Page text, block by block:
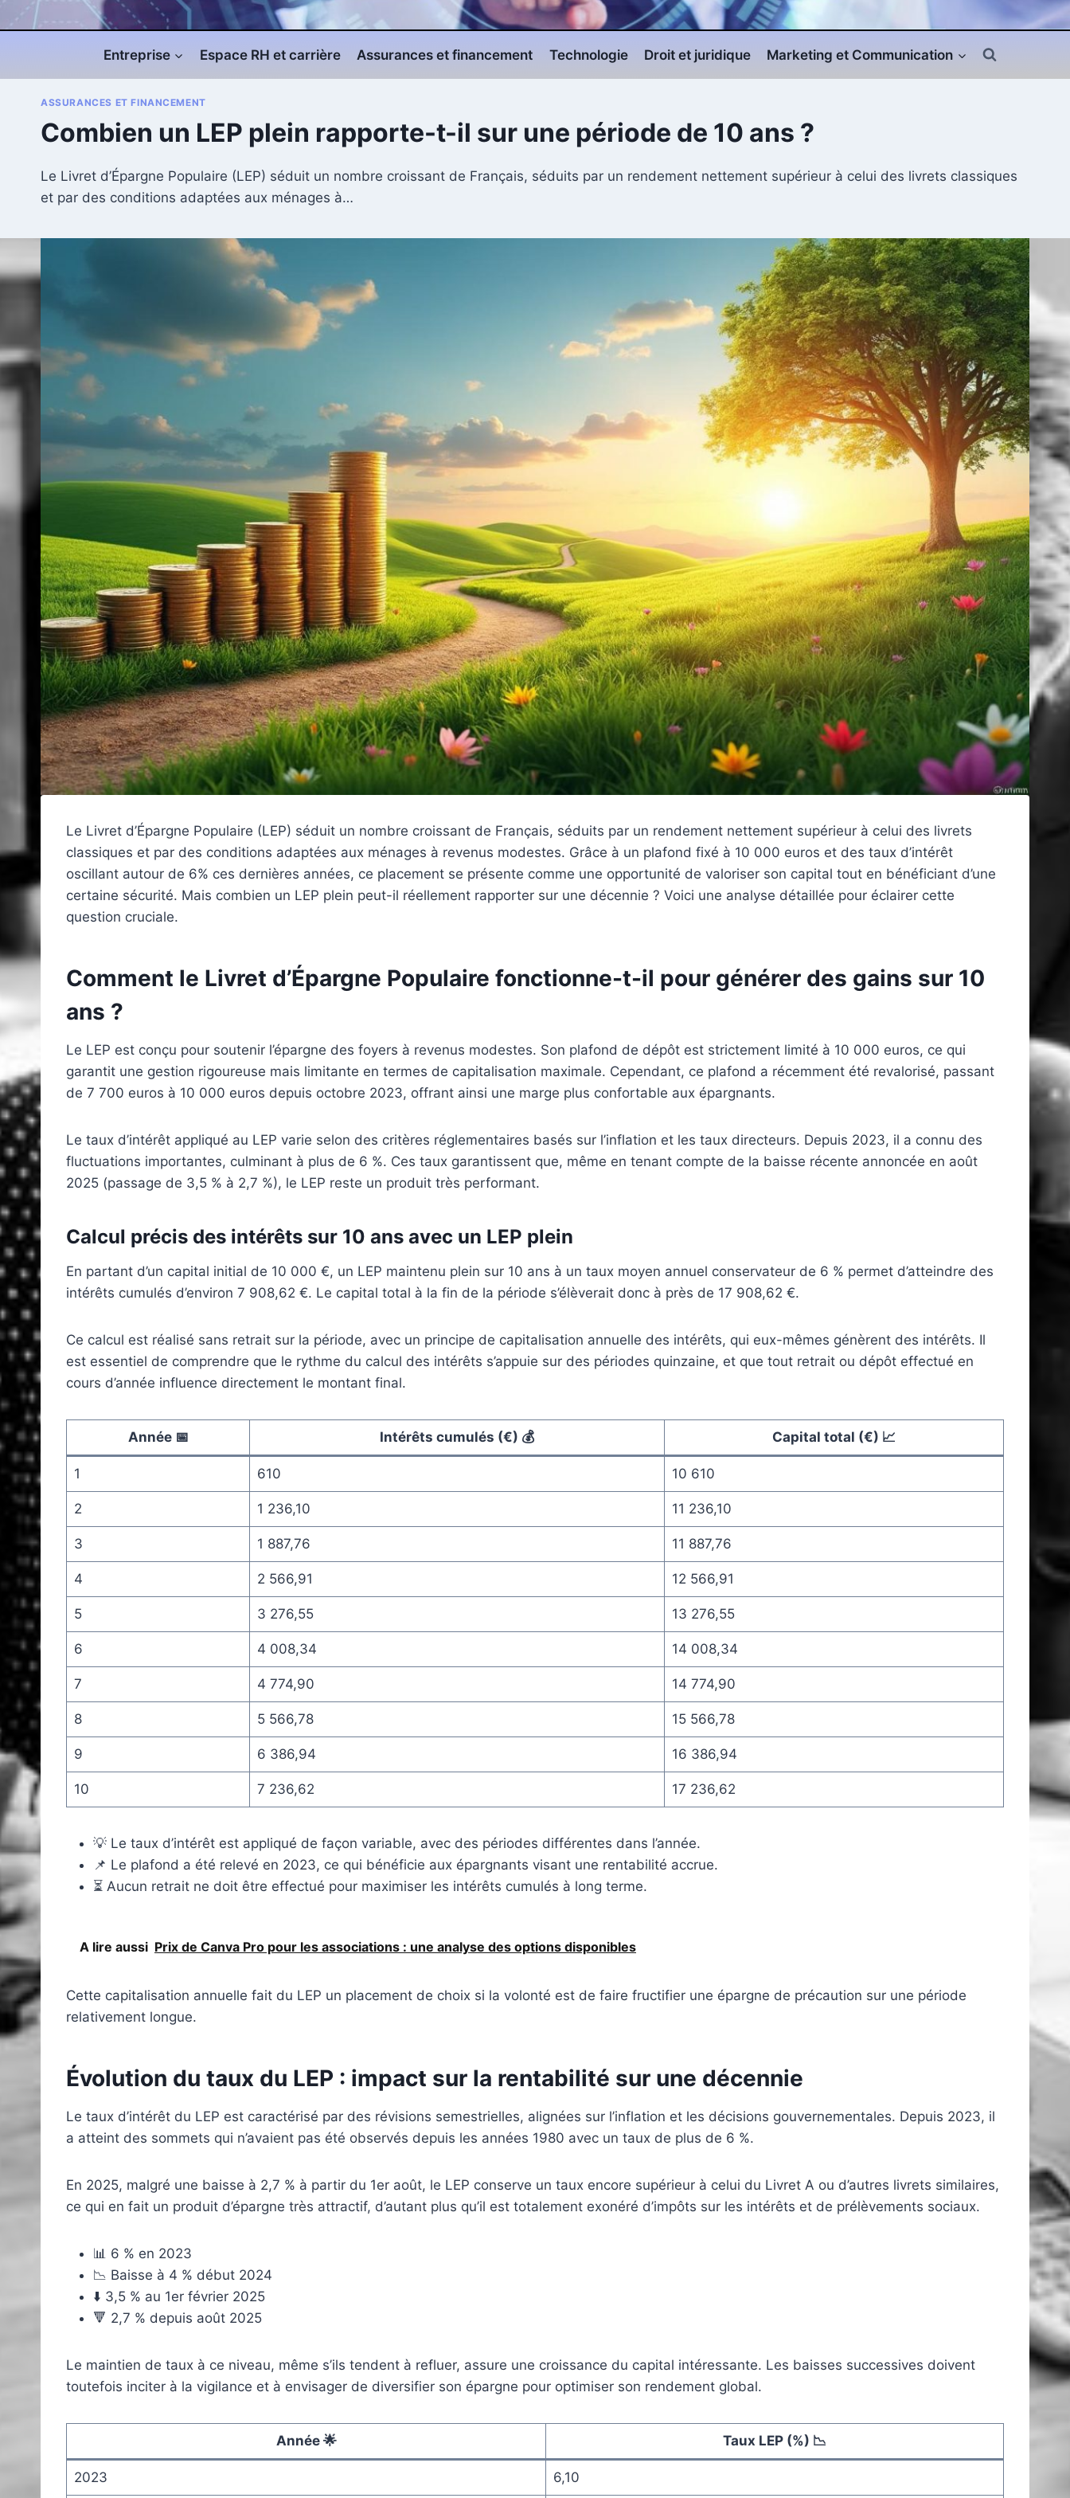
Entreprise Espace RH et carrière Assurances et financement Technologie Droit et juridique Marketing et Communication
ASSURANCES ET FINANCEMENT
Combien un LEP plein rapporte-t-il sur une période de 10 ans ?
Le Livret d’Épargne Populaire (LEP) séduit un nombre croissant de Français, séduits par un rendement nettement supérieur à celui des livrets classiques
et par des conditions adaptées aux ménages à…
Le Livret d’Épargne Populaire (LEP) séduit un nombre croissant de Français, séduits par un rendement nettement supérieur à celui des livrets
classiques et par des conditions adaptées aux ménages à revenus modestes. Grâce à un plafond fixé à 10 000 euros et des taux d’intérêt
oscillant autour de 6% ces dernières années, ce placement se présente comme une opportunité de valoriser son capital tout en bénéficiant d’une
certaine sécurité. Mais combien un LEP plein peut-il réellement rapporter sur une décennie ? Voici une analyse détaillée pour éclairer cette
question cruciale.
Comment le Livret d’Épargne Populaire fonctionne-t-il pour générer des gains sur 10
ans ?
Le LEP est conçu pour soutenir l’épargne des foyers à revenus modestes. Son plafond de dépôt est strictement limité à 10 000 euros, ce qui
garantit une gestion rigoureuse mais limitante en termes de capitalisation maximale. Cependant, ce plafond a récemment été revalorisé, passant
de 7 700 euros à 10 000 euros depuis octobre 2023, offrant ainsi une marge plus confortable aux épargnants.
Le taux d’intérêt appliqué au LEP varie selon des critères réglementaires basés sur l’inflation et les taux directeurs. Depuis 2023, il a connu des
fluctuations importantes, culminant à plus de 6 %. Ces taux garantissent que, même en tenant compte de la baisse récente annoncée en août
2025 (passage de 3,5 % à 2,7 %), le LEP reste un produit très performant.
Calcul précis des intérêts sur 10 ans avec un LEP plein
En partant d’un capital initial de 10 000 €, un LEP maintenu plein sur 10 ans à un taux moyen annuel conservateur de 6 % permet d’atteindre des
intérêts cumulés d’environ 7 908,62 €. Le capital total à la fin de la période s’élèverait donc à près de 17 908,62 €.
Ce calcul est réalisé sans retrait sur la période, avec un principe de capitalisation annuelle des intérêts, qui eux-mêmes génèrent des intérêts. Il
est essentiel de comprendre que le rythme du calcul des intérêts s’appuie sur des périodes quinzaine, et que tout retrait ou dépôt effectué en
cours d’année influence directement le montant final.
Année 📅 Intérêts cumulés (€) 💰 Capital total (€) 📈
1 610 10 610
2 1 236,10 11 236,10
3 1 887,76 11 887,76
4 2 566,91 12 566,91
5 3 276,55 13 276,55
6 4 008,34 14 008,34
7 4 774,90 14 774,90
8 5 566,78 15 566,78
9 6 386,94 16 386,94
10 7 236,62 17 236,62
💡 Le taux d’intérêt est appliqué de façon variable, avec des périodes différentes dans l’année.
📌 Le plafond a été relevé en 2023, ce qui bénéficie aux épargnants visant une rentabilité accrue.
⏳ Aucun retrait ne doit être effectué pour maximiser les intérêts cumulés à long terme.
A lire aussi Prix de Canva Pro pour les associations : une analyse des options disponibles
Cette capitalisation annuelle fait du LEP un placement de choix si la volonté est de faire fructifier une épargne de précaution sur une période
relativement longue.
Évolution du taux du LEP : impact sur la rentabilité sur une décennie
Le taux d’intérêt du LEP est caractérisé par des révisions semestrielles, alignées sur l’inflation et les décisions gouvernementales. Depuis 2023, il
a atteint des sommets qui n’avaient pas été observés depuis les années 1980 avec un taux de plus de 6 %.
En 2025, malgré une baisse à 2,7 % à partir du 1er août, le LEP conserve un taux encore supérieur à celui du Livret A ou d’autres livrets similaires,
ce qui en fait un produit d’épargne très attractif, d’autant plus qu’il est totalement exonéré d’impôts sur les intérêts et de prélèvements sociaux.
📊 6 % en 2023
📉 Baisse à 4 % début 2024
⬇️ 3,5 % au 1er février 2025
🔻 2,7 % depuis août 2025
Le maintien de taux à ce niveau, même s’ils tendent à refluer, assure une croissance du capital intéressante. Les baisses successives doivent
toutefois inciter à la vigilance et à envisager de diversifier son épargne pour optimiser son rendement global.
Année 🌟 Taux LEP (%) 📉
2023 6,10